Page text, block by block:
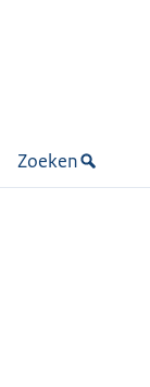
Zoeken